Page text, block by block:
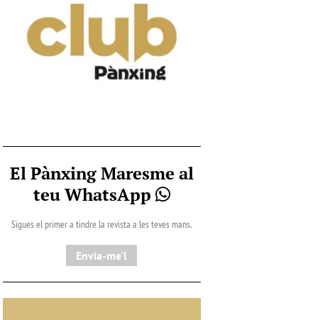
El Pànxing Maresme al
teu WhatsApp
Sigues el primer a tindre la revista a les teves mans.
Envia-me'l